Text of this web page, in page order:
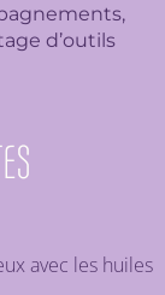
d’outils
avec les huiles